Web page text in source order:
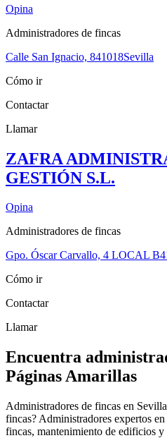
Opina
Administradores de fincas
Calle San Ignacio, 841018Sevilla
Cómo ir
Contactar
Llamar
ZAFRA
GESTIÓN S.L.
Opina
Administradores de fincas
Gpo. Óscar Carvallo, 4 LOCAL B
Cómo ir
Contactar
Llamar
Encuentra
Páginas Amarillas
Administradores de fincas en
fincas? Administradores expertos
fincas, mantenimiento de edificios